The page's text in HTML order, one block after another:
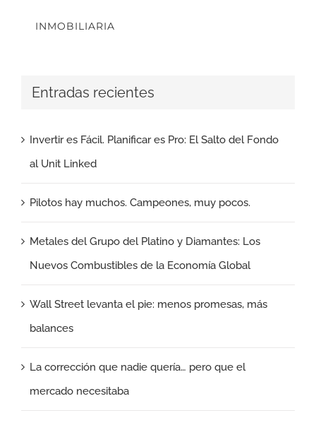
INMOBILIARIA
Entradas recientes
Invertir es Fácil. Planificar es Pro: El Salto del Fondo
al Unit Linked
Pilotos hay muchos. Campeones, muy pocos.
Metales del Grupo del Platino y Diamantes: Los
Nuevos Combustibles de la Economía Global
Wall Street levanta el pie: menos promesas, más
balances
La corrección que nadie quería… pero que el
mercado necesitaba